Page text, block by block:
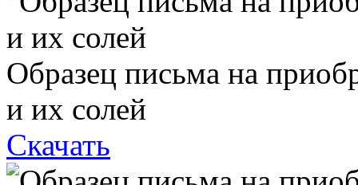
Образец письма на
и их солей
Скачать